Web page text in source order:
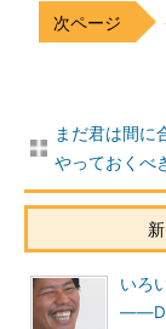
まだ君は間に
やっておくべ
いろ